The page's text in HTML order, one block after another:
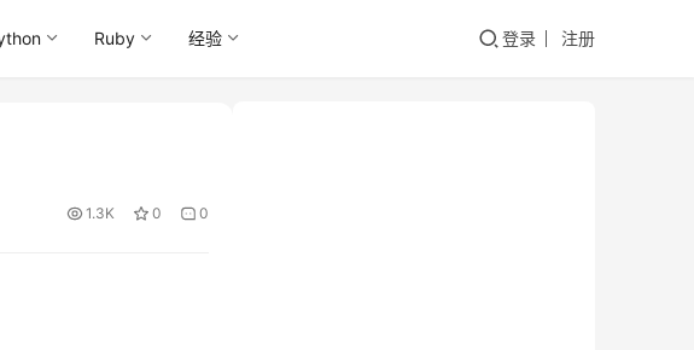
Ruby 经验 登录 注册
1.3K 0 0